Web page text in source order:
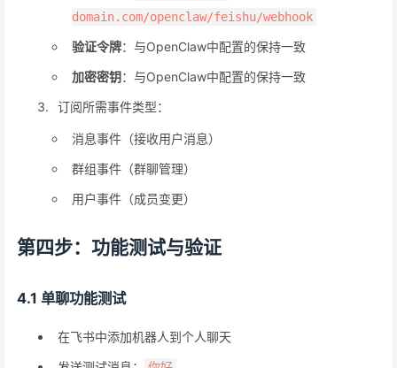
domain.com/openclaw/feishu/webhook
验证令牌：与OpenClaw中配置的保持一致
加密密钥：与OpenClaw中配置的保持一致
订阅所需事件类型：
消息事件（接收用户消息）
群组事件（群聊管理）
用户事件（成员变更）
第四步：功能测试与验证
4.1 单聊功能测试
在飞书中添加机器人到个人聊天